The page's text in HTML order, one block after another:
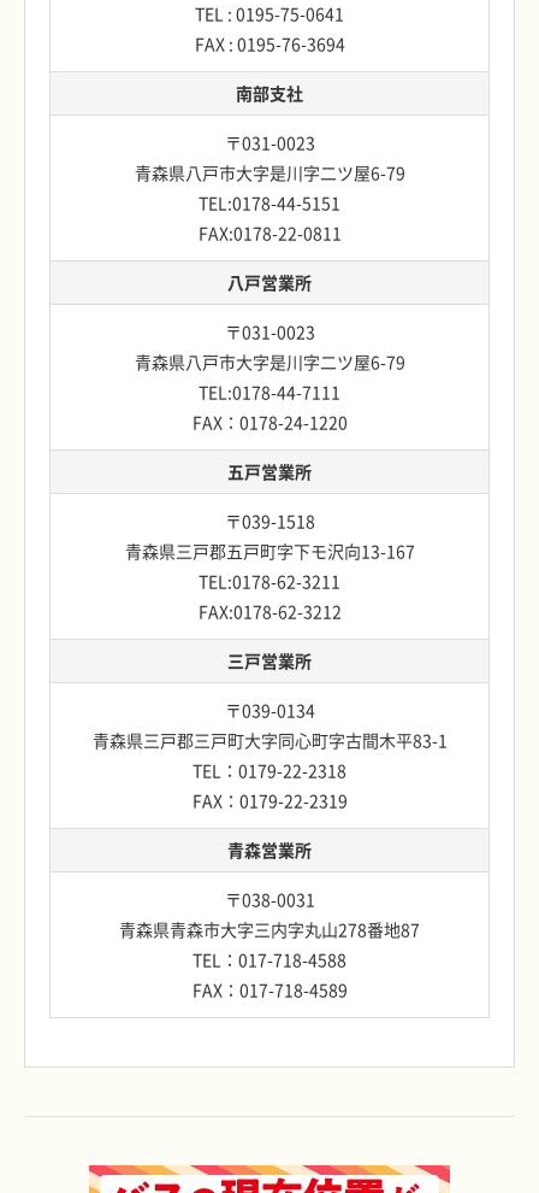
TEL : 0195-75-0641
FAX : 0195-76-3694
南部支社
〒031-0023
青森県八戸市大字是川字二ツ屋6-79
TEL:0178-44-5151
FAX:0178-22-0811
八戸営業所
〒031-0023
青森県八戸市大字是川字二ツ屋6-79
TEL:0178-44-7111
FAX：0178-24-1220
五戸営業所
〒039-1518
青森県三戸郡五戸町字下モ沢向13-167
TEL:0178-62-3211
FAX:0178-62-3212
三戸営業所
〒039-0134
青森県三戸郡三戸町大字同心町字古間木平83-1
TEL：0179-22-2318
FAX：0179-22-2319
青森営業所
〒038-0031
青森県青森市大字三内字丸山278番地87
TEL：017-718-4588
FAX：017-718-4589